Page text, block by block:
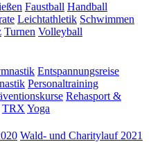
Faustball Handball
Leichtathletik Schwimmen
Turnen Volleyball
Entspannungsreise
Personaltraining
Rehasport &
TRX Yoga
Wald- und Charitylauf 2021